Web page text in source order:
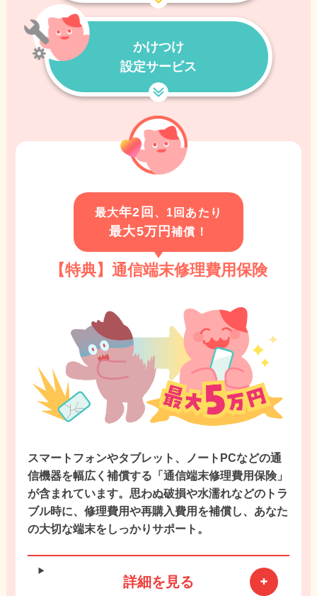
かけつけ
設定サービス
最大年2回 、1回あたり
最大5万円補償！
【特典】通信端末修理費用保険
スマートフォンやタブレット、ノートPCなどの通
信機器を幅広く補償する「通信端末修理費用保険」
が含まれています。思わぬ破損や水濡れなどのトラ
ブル時に、修理費用や再購入費用を補償し、あなた
の大切な端末をしっかりサポート。
詳細を見る